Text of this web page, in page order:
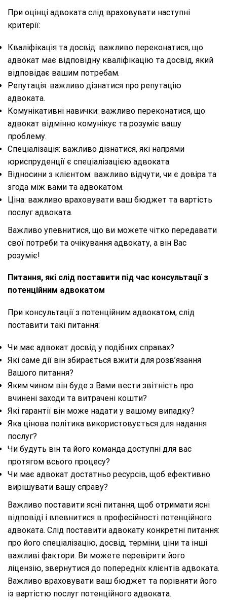
При оцінці адвоката слід враховувати наступні
критерії:
Кваліфікація та досвід: важливо переконатися, що
адвокат має відповідну кваліфікацію та досвід, який
відповідає вашим потребам.
Репутація: важливо дізнатися про репутацію
адвоката.
Комунікативні навички: важливо переконатися, що
адвокат відмінно комунікує та розуміє вашу
проблему.
Спеціалізація: важливо дізнатися, які напрями
юриспруденції є спеціалізацією адвоката.
Відносини з клієнтом: важливо відчути, чи є довіра та
згода між вами та адвокатом.
Ціна: важливо враховувати ваш бюджет та вартість
послуг адвоката.
Важливо упевнитися, що ви можете чітко передавати
свої потреби та очікування адвокату, а він Вас
розуміє!
Питання, які слід поставити під час консультації з
потенційним адвокатом
При консультації з потенційним адвокатом, слід
поставити такі питання:
Чи має адвокат досвід у подібних справах?
Які саме дії він збирається вжити для розв’язання
Вашого питання?
Яким чином він буде з Вами вести звітність про
вчинені заходи та витрачені кошти?
Які гарантії він може надати у вашому випадку?
Яка цінова політика використовується для надання
послуг?
Чи будуть він та його команда доступні для вас
протягом всього процесу?
Чи має адвокат достатньо ресурсів, щоб ефективно
вирішувати вашу справу?
Важливо поставити ясні питання, щоб отримати ясні
відповіді і впевнитися в професійності потенційного
адвоката. Слід поставити адвокату конкретні питання:
про його спеціалізацію, досвід, терміни, ціни та інші
важливі фактори. Ви можете перевірити його
ліцензію, звернутися до попередніх клієнтів адвоката.
Важливо враховувати ваш бюджет та порівняти його
із вартістю послуг потенційного адвоката.